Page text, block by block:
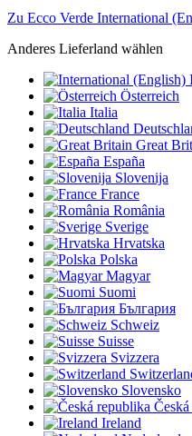
Zu Ecco Verde International
Anderes Lieferland wählen
Österreich
Italia
Great
España
Slovenija
France
România
Sverige
Hrvatska
Polska
Magyar
Suomi
България
Schweiz
Suisse
Svizzera
Slovensko
Ireland